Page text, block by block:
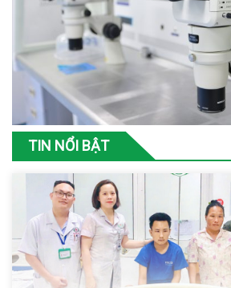
TIN NỔI BẬT